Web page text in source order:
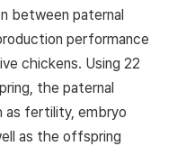
between paternal
performance
chickens. Using 22
the paternal
as fertility, embryo
as the offspring